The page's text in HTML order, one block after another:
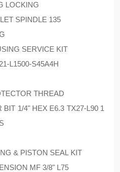
LOCKING
SPINDLE 135
SERVICE KIT
L1500-S45A4H
THREAD
BIT 1/4" HEX E6.3 TX27-L90 1
& PISTON SEAL KIT
MF 3/8" L75